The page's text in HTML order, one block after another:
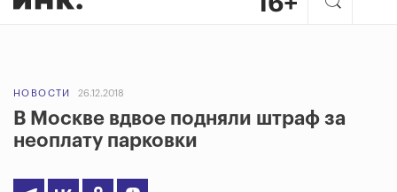
НОВОСТИ 26.12.2018
В Москве вдвое подняли штраф за
неоплату парковки